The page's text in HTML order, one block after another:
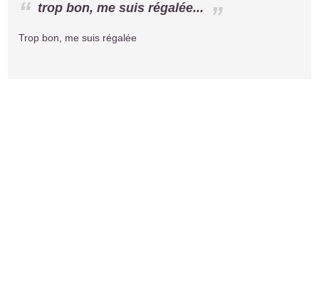
trop bon, me suis régalée...
Trop bon, me suis régalée